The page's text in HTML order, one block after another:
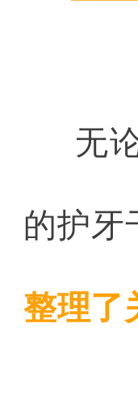
无
的护牙
整理了